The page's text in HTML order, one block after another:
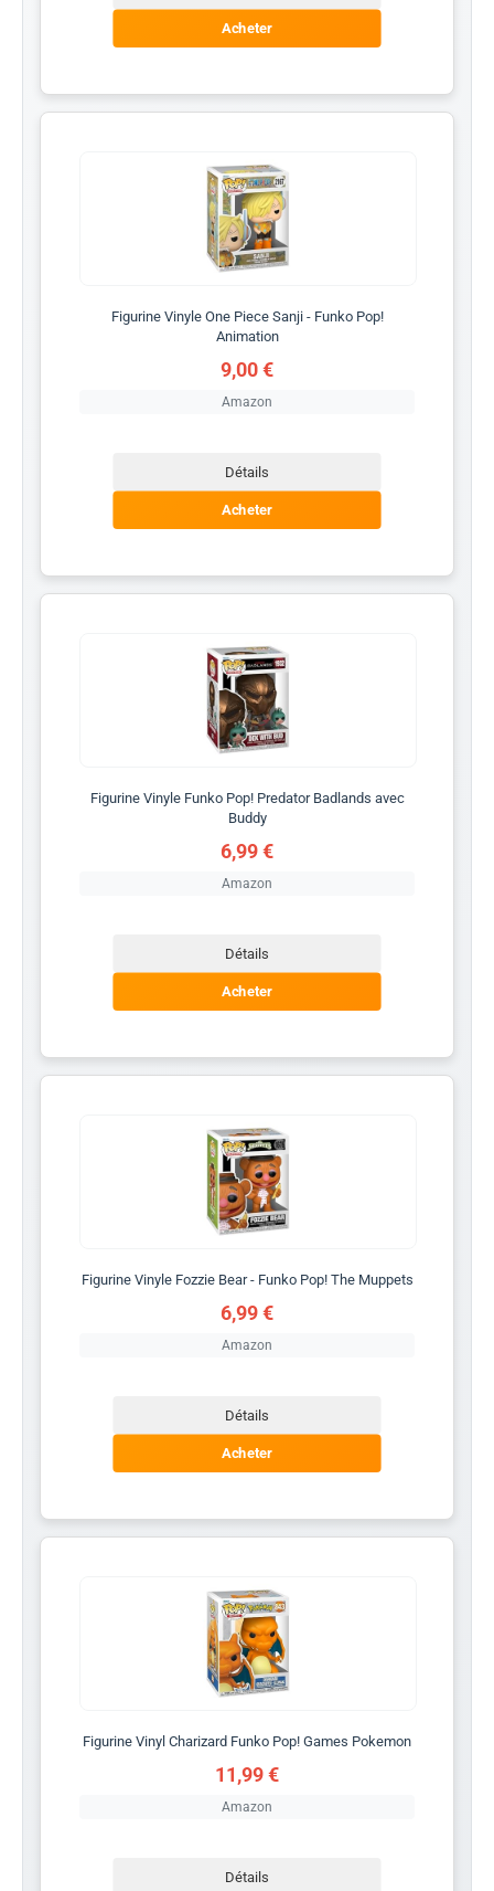
Acheter
Figurine Vinyle One Piece Sanji - Funko Pop!
Animation
9,00 €
Amazon
Détails
Acheter
Figurine Vinyle Funko Pop! Predator Badlands avec
Buddy
6,99 €
Amazon
Détails
Acheter
Figurine Vinyle Fozzie Bear - Funko Pop! The Muppets
6,99 €
Amazon
Détails
Acheter
Figurine Vinyl Charizard Funko Pop! Games Pokemon
11,99 €
Amazon
Détails